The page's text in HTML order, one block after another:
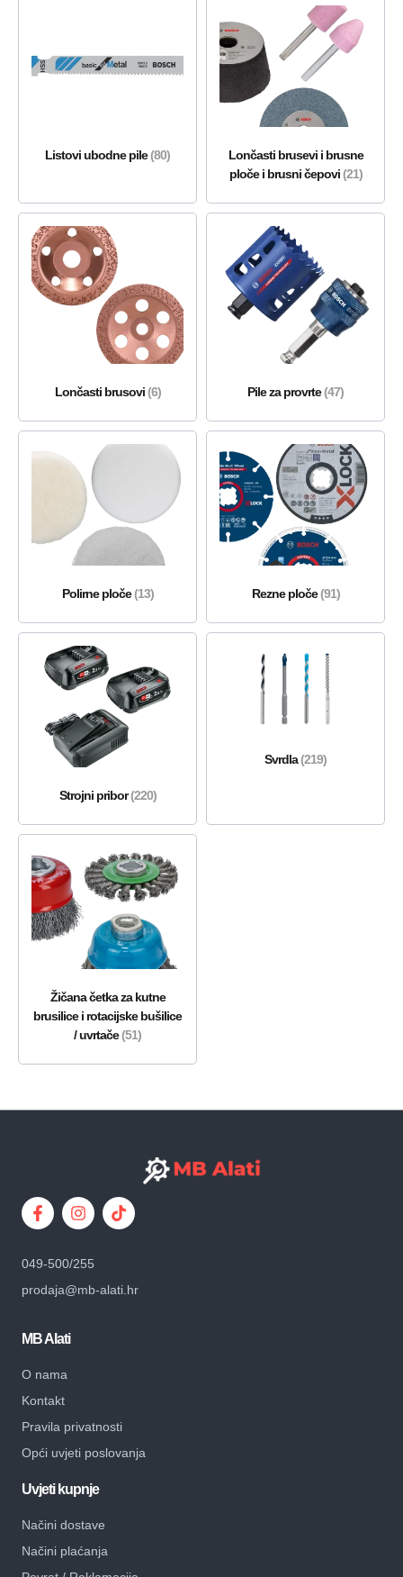
Listovi ubodne pile(80)
Lončasti brusevi i brusne
ploče i brusni čepovi(21)
Lončasti brusovi(6) Pile za provrte(47)
Polirne ploče(13) Rezne ploče(91)
Strojni pribor(220)
Svrdla(219)
Žičana četka za kutne
brusilice i rotacijske bušilice
/ uvrtače(51)
049-500/255
prodaja@mb-alati.hr
MB Alati
O nama
Kontakt
Pravila privatnosti
Opći uvjeti poslovanja
Uvjeti kupnje
Načini dostave
Načini plaćanja